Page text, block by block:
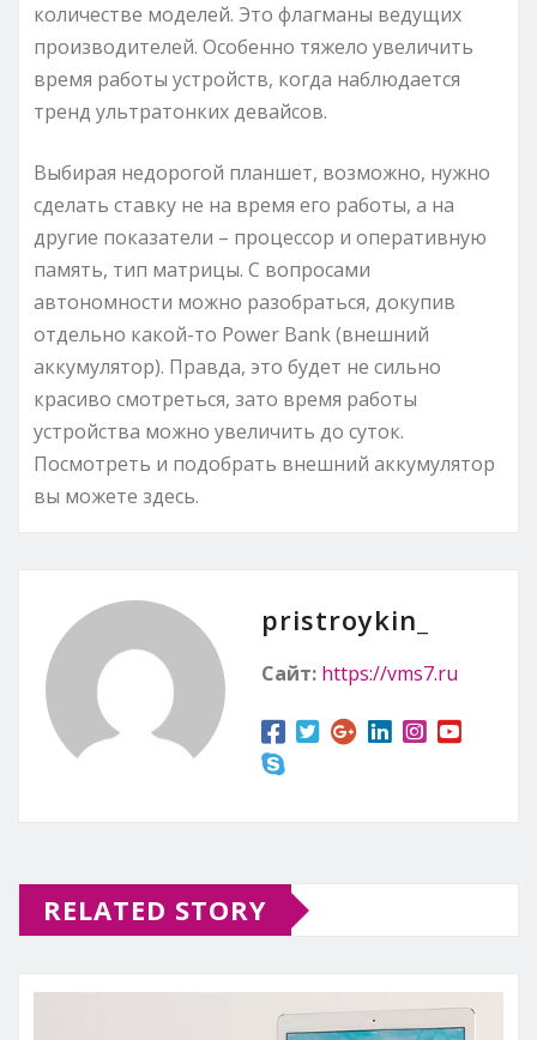
количестве моделей. Это флагманы ведущих
производителей. Особенно тяжело увеличить
время работы устройств, когда наблюдается
тренд ультратонких девайсов.
Выбирая недорогой планшет, возможно, нужно
сделать ставку не на время его работы, а на
другие показатели – процессор и оперативную
память, тип матрицы. С вопросами
автономности можно разобраться, докупив
отдельно какой-то Power Bank (внешний
аккумулятор). Правда, это будет не сильно
красиво смотреться, зато время работы
устройства можно увеличить до суток.
Посмотреть и подобрать внешний аккумулятор
вы можете здесь.
pristroykin_
Сайт: https://vms7.ru
RELATED STORY